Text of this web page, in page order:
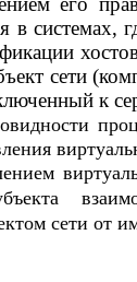
в системах,
сети
к
сети от